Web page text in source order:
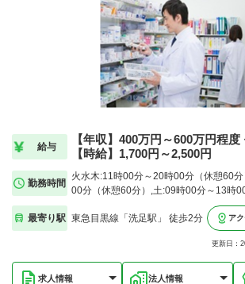
給与
【年収】400万円～600万円程度
【時給】1,700円～2,500円
勤務時間
火水木:11時00分～20時00分（休憩60
00分（休憩60分）,土:09時00分～13時
最寄り駅 東急目黒線「洗足駅」 徒歩2分 ア
更新日：
求人情報 法人情報